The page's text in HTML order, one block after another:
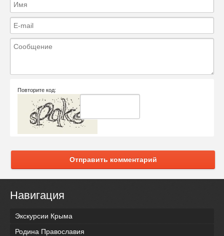
Повторите код:
Отправить комментарий
Навигация
Экскурсии Крыма
Родина Православия